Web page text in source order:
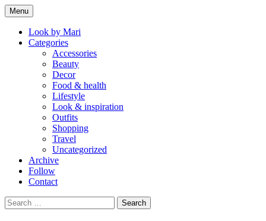
LOOK BY MARI
Makeup & beauty blog
Menu Skip
to
content
Look by Mari
Categories
Accessories
Beauty
Decor
Food & health
Lifestyle
Look & inspiration
Outfits
Shopping
Travel
Uncategorized
Archive
Follow
Contact
Search
for: